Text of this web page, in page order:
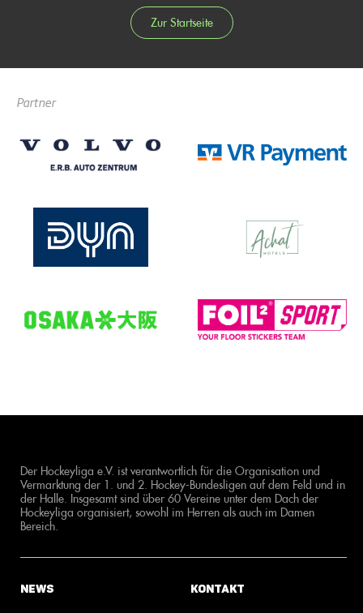
Zur Startseite
Partner
Der Hockeyliga e.V. ist verantwortlich für die Organisation und
Vermarktung der 1. und 2. Hockey-Bundesligen auf dem Feld und in
der Halle. Insgesamt sind über 60 Vereine unter dem Dach der
Hockeyliga organisiert, sowohl im Herren als auch im Damen
Bereich.
News Kontakt